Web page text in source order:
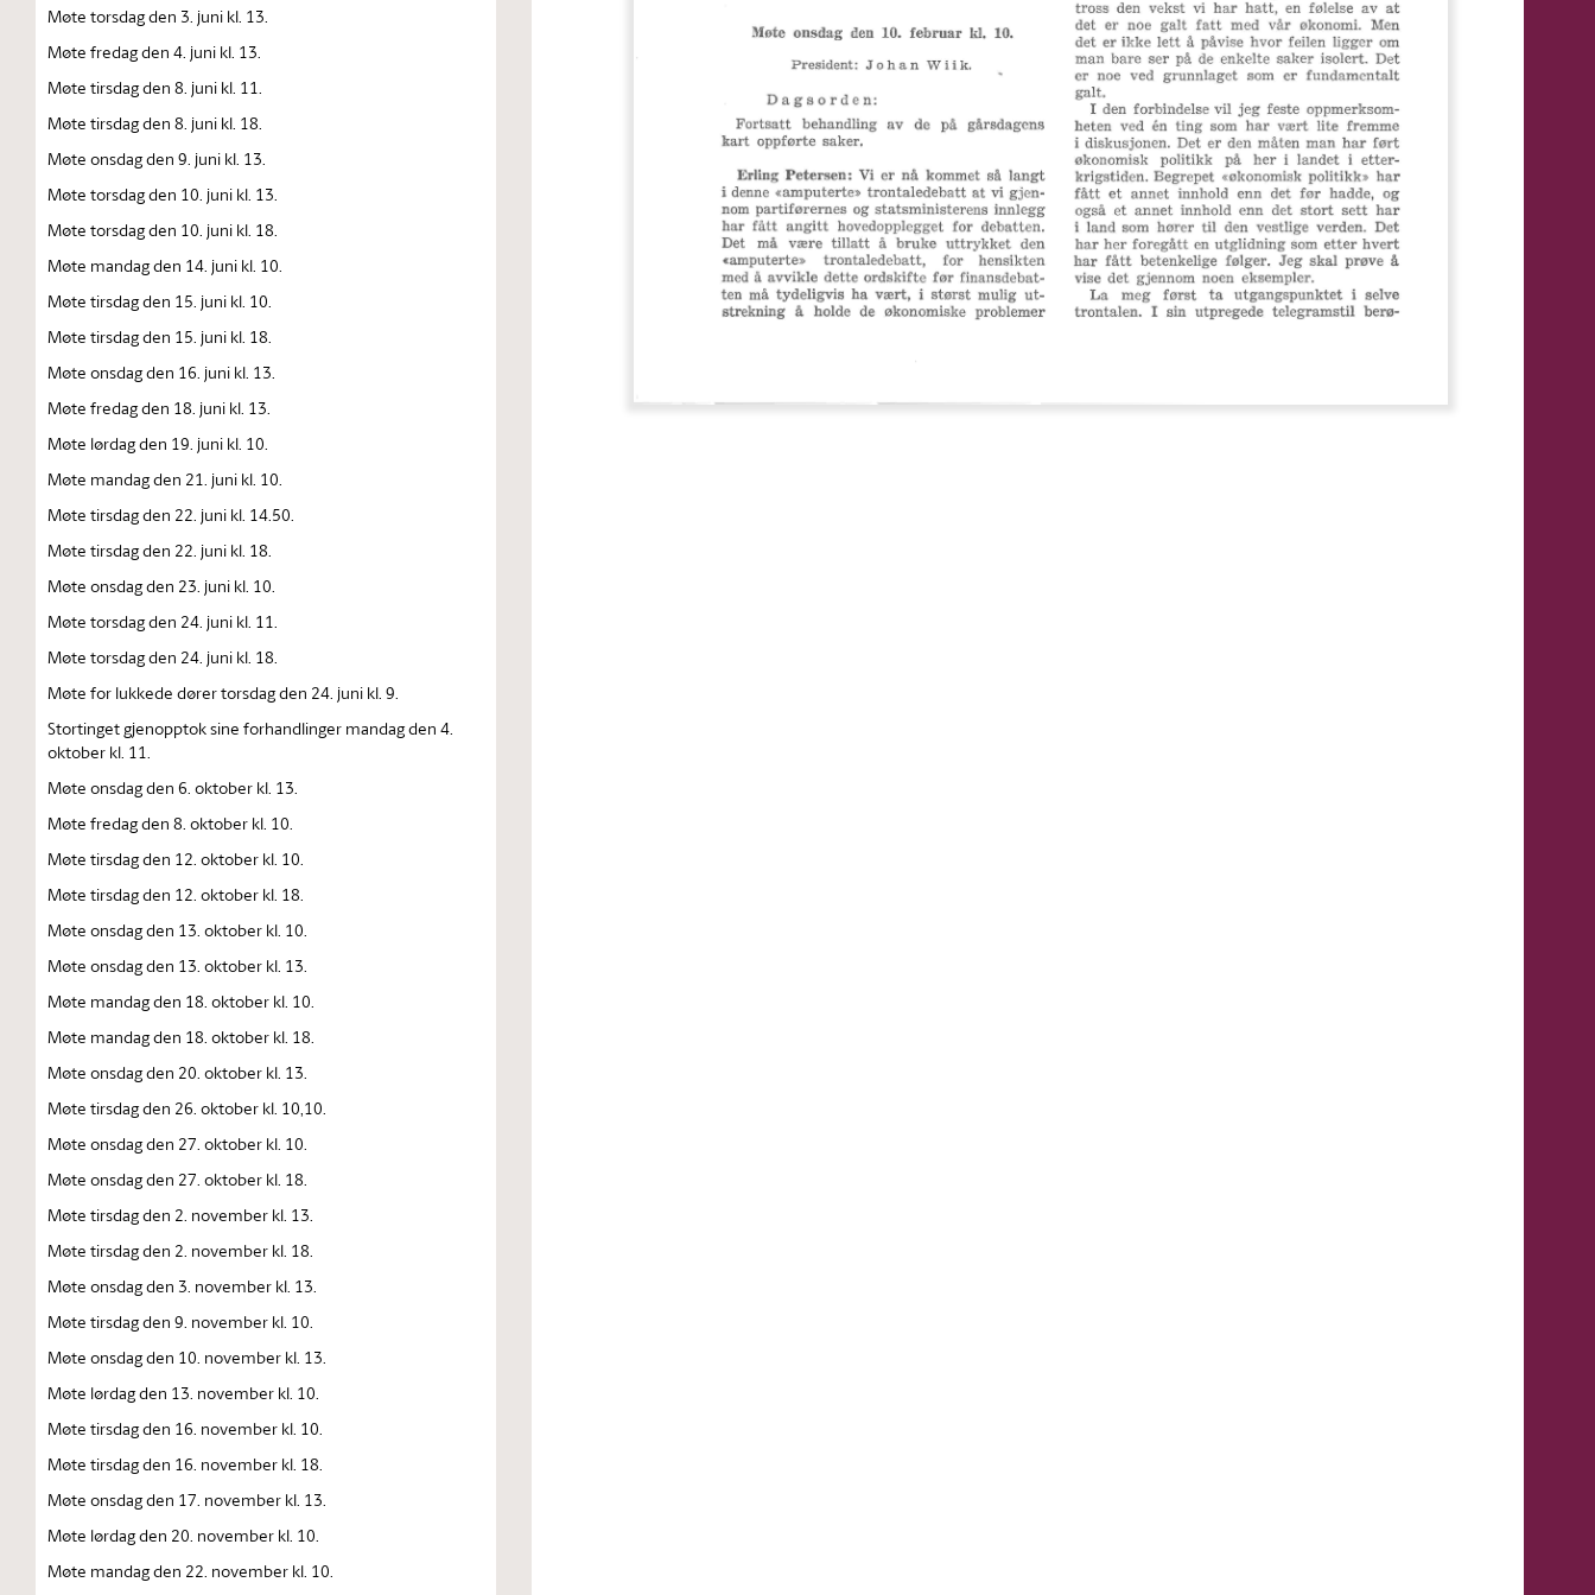
Møte torsdag den 3. juni kl. 13.
Møte fredag den 4. juni kl. 13.
Møte tirsdag den 8. juni kl. 11.
Møte tirsdag den 8. juni kl. 18.
Møte onsdag den 9. juni kl. 13.
Møte torsdag den 10. juni kl. 13.
Møte torsdag den 10. juni kl. 18.
Møte mandag den 14. juni kl. 10.
Møte tirsdag den 15. juni kl. 10.
Møte tirsdag den 15. juni kl. 18.
Møte onsdag den 16. juni kl. 13.
Møte fredag den 18. juni kl. 13.
Møte lørdag den 19. juni kl. 10.
Møte mandag den 21. juni kl. 10.
Møte tirsdag den 22. juni kl. 14.50.
Møte tirsdag den 22. juni kl. 18.
Møte onsdag den 23. juni kl. 10.
Møte torsdag den 24. juni kl. 11.
Møte torsdag den 24. juni kl. 18.
Møte for lukkede dører torsdag den 24. juni kl. 9.
Stortinget gjenopptok sine forhandlinger mandag den 4.
oktober kl. 11.
Møte onsdag den 6. oktober kl. 13.
Møte fredag den 8. oktober kl. 10.
Møte tirsdag den 12. oktober kl. 10.
Møte tirsdag den 12. oktober kl. 18.
Møte onsdag den 13. oktober kl. 10.
Møte onsdag den 13. oktober kl. 13.
Møte mandag den 18. oktober kl. 10.
Møte mandag den 18. oktober kl. 18.
Møte onsdag den 20. oktober kl. 13.
Møte tirsdag den 26. oktober kl. 10,10.
Møte onsdag den 27. oktober kl. 10.
Møte onsdag den 27. oktober kl. 18.
Møte tirsdag den 2. november kl. 13.
Møte tirsdag den 2. november kl. 18.
Møte onsdag den 3. november kl. 13.
Møte tirsdag den 9. november kl. 10.
Møte onsdag den 10. november kl. 13.
Møte lørdag den 13. november kl. 10.
Møte tirsdag den 16. november kl. 10.
Møte tirsdag den 16. november kl. 18.
Møte onsdag den 17. november kl. 13.
Møte lørdag den 20. november kl. 10.
Møte mandag den 22. november kl. 10.